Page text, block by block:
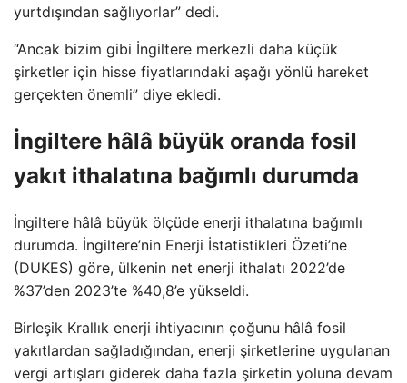
yurtdışından sağlıyorlar” dedi.
“Ancak bizim gibi İngiltere merkezli daha küçük
şirketler için hisse fiyatlarındaki aşağı yönlü hareket
gerçekten önemli” diye ekledi.
İngiltere hâlâ büyük oranda fosil
yakıt ithalatına bağımlı durumda
İngiltere hâlâ büyük ölçüde enerji ithalatına bağımlı
durumda. İngiltere’nin Enerji İstatistikleri Özeti’ne
(DUKES) göre, ülkenin net enerji ithalatı 2022’de
%37’den 2023’te %40,8’e yükseldi.
Birleşik Krallık enerji ihtiyacının çoğunu hâlâ fosil
yakıtlardan sağladığından, enerji şirketlerine uygulanan
vergi artışları giderek daha fazla şirketin yoluna devam